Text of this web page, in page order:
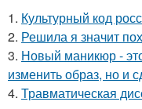
1. Культурный код
2. Решила я значит
3. Новый маникюр -
изменить образ, но и
4. Травматическая